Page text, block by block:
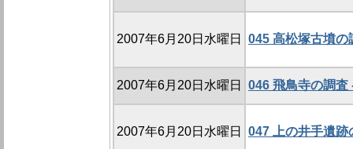
2007年6月20日水曜日 045 高松塚古墳の
2007年6月20日水曜日 046 飛鳥寺の調査
2007年6月20日水曜日 047 上の井手遺跡